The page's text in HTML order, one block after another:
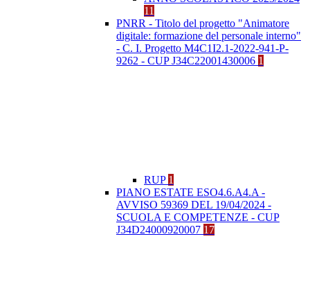
11
PNRR - Titolo del progetto "Animatore
digitale: formazione del personale interno"
- C. I. Progetto M4C1I2.1-2022-941-P-
9262 - CUP J34C22001430006 1
RUP 1
PIANO ESTATE ESO4.6.A4.A -
AVVISO 59369 DEL 19/04/2024 -
SCUOLA E COMPETENZE - CUP
J34D24000920007 17